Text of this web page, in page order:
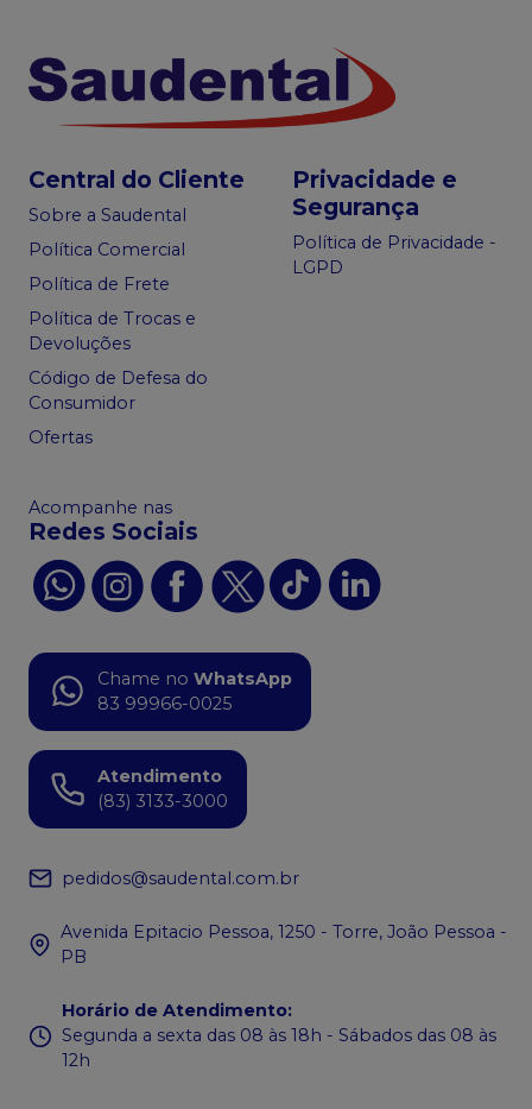
Central do Cliente
Sobre a Saudental
Política Comercial
Política de Frete
Política de Trocas e
Devoluções
Código de Defesa do
Consumidor
Ofertas
Privacidade e
Segurança
Política de Privacidade -
LGPD
Acompanhe nas
Redes Sociais
Chame no WhatsApp
83 99966-0025
Atendimento
(83) 3133-3000
pedidos@saudental.com.br
Avenida Epitacio Pessoa, 1250 - Torre, João Pessoa -
PB
Horário de Atendimento:
Segunda a sexta das 08 às 18h - Sábados das 08 às
12h